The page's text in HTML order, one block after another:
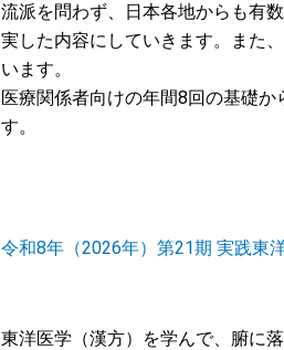
流派を問わず、日本各地からも有
実した内容にしていきます。また
います。
医療関係者向けの年間8回の基礎
す。
令和8年（2026年）第21期 実践東
東洋医学（漢方）を学んで、腑に